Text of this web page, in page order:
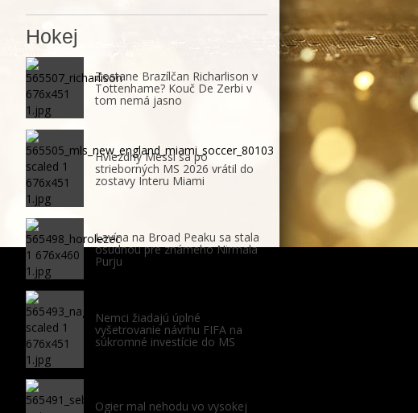
Hokej
Zostane Brazílčan Richarlison v
Tottenhame? Kouč De Zerbi v
tom nemá jasno
Hviezdny Messi sa po
strieborných MS 2026 vrátil do
zostavy Interu Miami
Lavína na Broad Peaku sa stala
osudnou pre známeho Nirmala
Purju
Nemci žiadajú úplné
vyšetrovanie návrhu FIFA na
súkromné investície do MS
Ogier mal nehodu vo vysokej